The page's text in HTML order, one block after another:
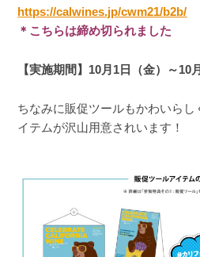
https://calwines.jp/cwm21/b2b/
＊こちらは締め切られました
【実施期間】10月1日（金）～10
ちなみに販促ツールもかわいら
イテムが沢山用意されいます！